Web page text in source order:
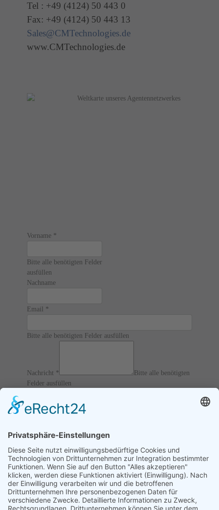
Tel : +49 (4124) 50 443 0
Fax: +49 (4124) 50 443 13
Sales@CMTechnologies.de
www.CMTechnologies.de
Vorname *
Bitte alle benötigten Felder
ausfüllen
Nachname
Email *
Bitte alle benötigten Felder ausfüllen
Nachricht *
Bitte alle benötigten
Felder ausfüllen
Ich akzeptiere die AGBs
ich die Informationen verbunden mit den
GDPR gelesen habe.
Senden
Home